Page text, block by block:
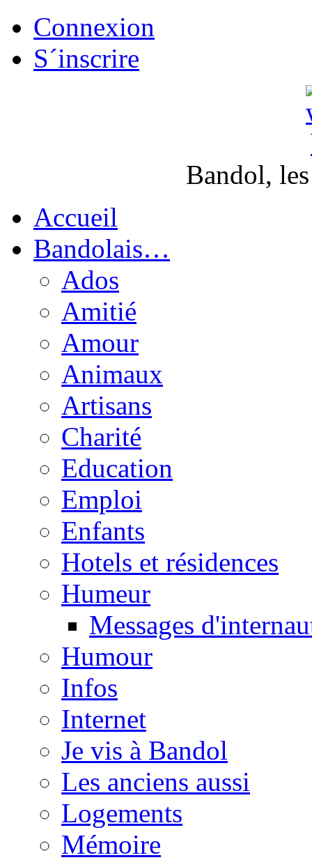
Connexion
S´inscrire
Bandol,
Accueil
Bandolais…
Ados
Amitié
Amour
Animaux
Artisans
Charité
Education
Emploi
Enfants
Hotels et résidences
Humeur
Messages
Humour
Infos
Internet
Je vis à Bandol
Les anciens aussi
Logements
Mémoire